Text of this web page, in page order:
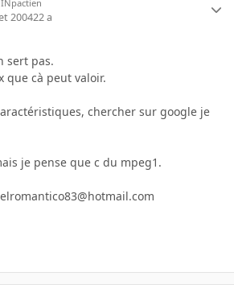
INpactien
200422 a
sert pas.
que cà peut valoir.
chercher sur google je
je pense que c du mpeg1.